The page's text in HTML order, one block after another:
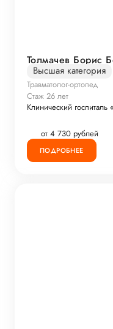
Толмачев Борис
Высшая категория
Травматолог-ортопед
Стаж 26 лет
Клинический
от 4 730 рублей
ПОДРОБНЕЕ